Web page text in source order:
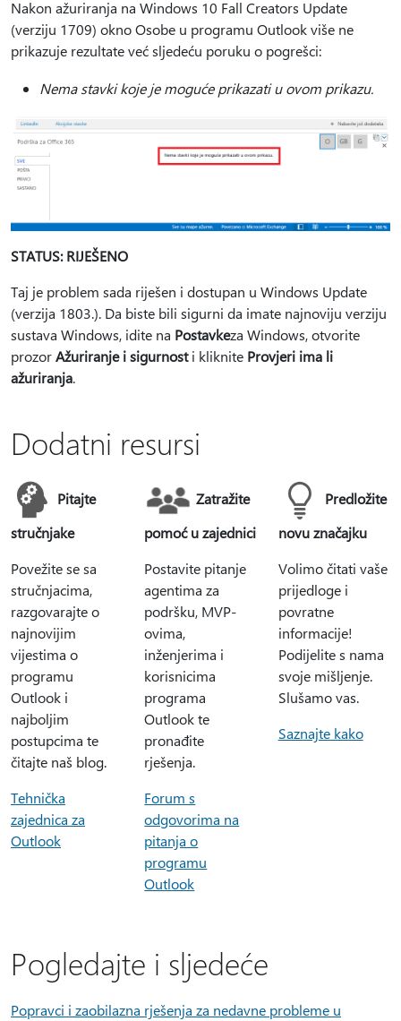
Nakon ažuriranja na Windows 10 Fall Creators Update
(verziju 1709) okno Osobe u programu Outlook više ne
prikazuje rezultate već sljedeću poruku o pogrešci:
Nema stavki koje je moguće prikazati u ovom prikazu.
STATUS: RIJEŠENO
Taj je problem sada riješen i dostupan u Windows Update
(verzija 1803.). Da biste bili sigurni da imate najnoviju verziju
sustava Windows, idite na Postavkeza Windows, otvorite
prozorAžuriranje i sigurnosti kliknite Provjeri ima li
ažuriranja.
Dodatni resursi
Pitajte
stručnjake
Povežite se sa
stručnjacima,
razgovarajte o
najnovijim
vijestima o
programu
Outlook i
najboljim
postupcima te
čitajte naš blog.
Tehnička
zajednica za
Outlook
Zatražite
pomoć u zajednici
Postavite pitanje
agentima za
podršku, MVP-
ovima,
inženjerima i
korisnicima
programa
Outlook te
pronađite
rješenja.
Forum s
odgovorima na
pitanja o
programu
Outlook
Predložite
novu značajku
Volimo čitati vaše
prijedloge i
povratne
informacije!
Podijelite s nama
svoje mišljenje.
Slušamo vas.
Saznajte kako
Pogledajte i sljedeće
Popravci i zaobilazna rješenja za nedavne probleme u